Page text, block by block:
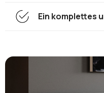
Ein komplettes